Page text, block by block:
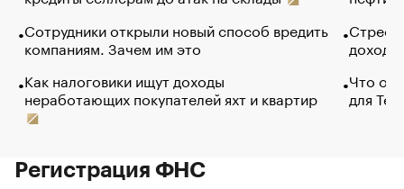
Сотрудники открыли новый способ вредить
компаниям. Зачем им это
Как налоговики ищут доходы
неработающих покупателей яхт и квартир
Что
для
Регистрация ФНС